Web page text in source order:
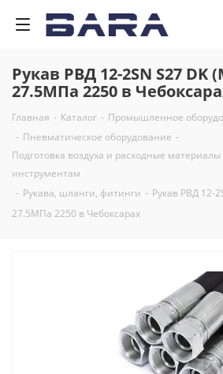
Рукав РВД 12-2SN S27 DK
27.5МПа 2250 в
Главная - Каталог - Промышленное
- Пневматическое оборудование -
Подготовка воздуха и расходные
инструментам
- Рукава, шланги, фитинги - Рукав РВД 12-
27.5МПа 2250 в Чебоксарах